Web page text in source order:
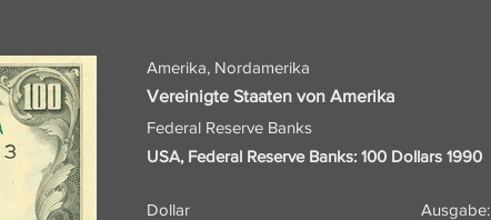
Amerika, Nordamerika
Vereinigte Staaten von Amerika
Federal Reserve Banks
USA, Federal Reserve Banks: 100 Dollars 1990
Dollar Ausgabe: